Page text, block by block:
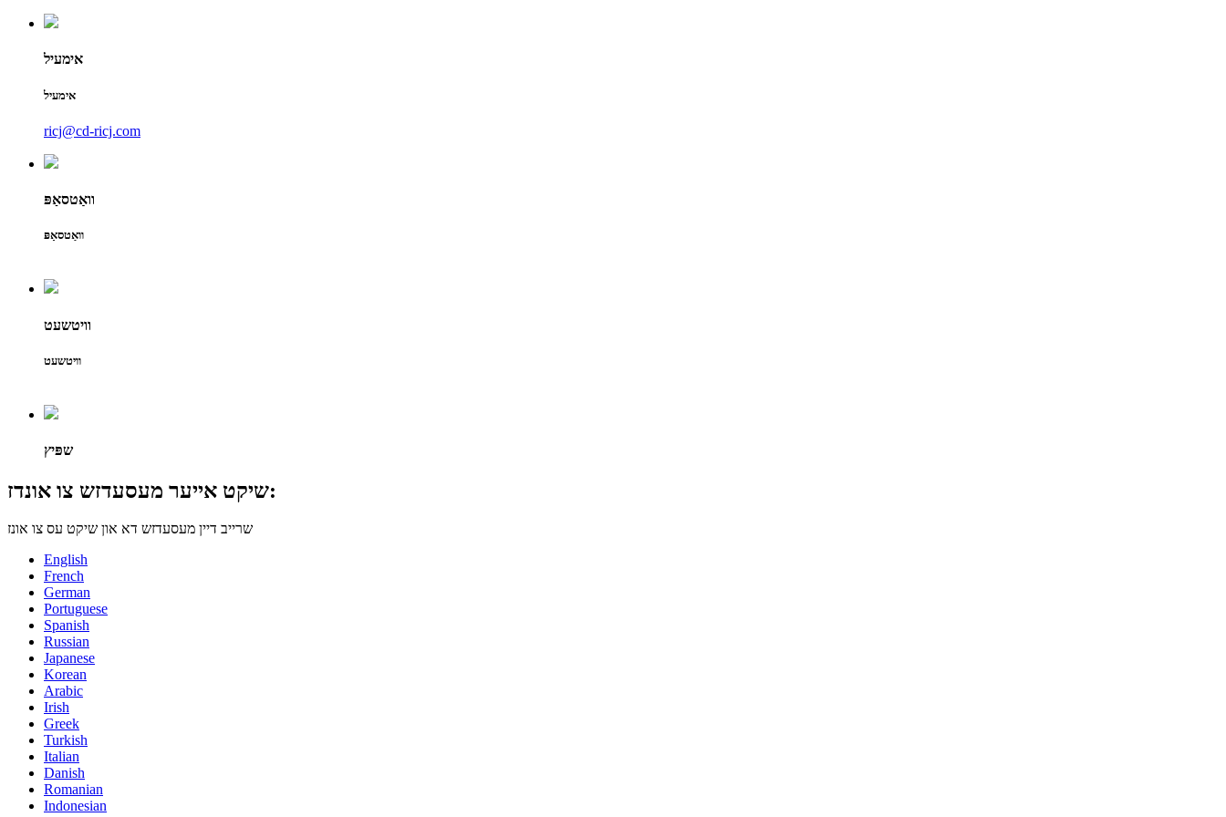
אימעיל
אימעיל
ricj@cd-ricj.com
וואַטסאַפּ
וואַטסאַפּ
וויטשעט
וויטשעט
שפּיץ
שיקט אייער מעסעדזש צו אונדז:
שרייב דיין מעסעדזש דא און שיקט עס צו אונז
English
French
German
Portuguese
Spanish
Russian
Japanese
Korean
Arabic
Irish
Greek
Turkish
Italian
Danish
Romanian
Indonesian